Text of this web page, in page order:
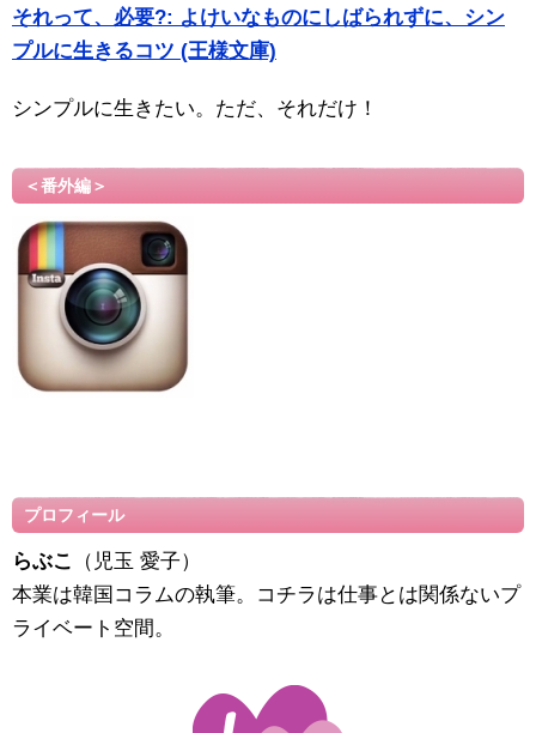
それって、必要?: よけいなものにしばられずに、シン
プルに生きるコツ (王様文庫)
シンプルに生きたい。ただ、それだけ！
＜番外編＞
プロフィール
らぶこ
（児玉 愛子）
本業は韓国コラムの執筆。コチラは仕事とは関係ないプ
ライベート空間。